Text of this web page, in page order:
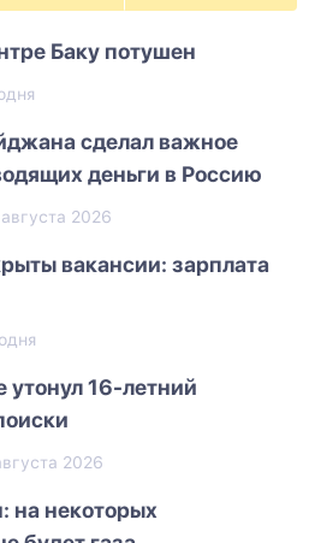
Баку потушен
сделал важное
деньги в Россию
2026
вакансии: зарплата
утонул 16-летний
2026
на некоторых